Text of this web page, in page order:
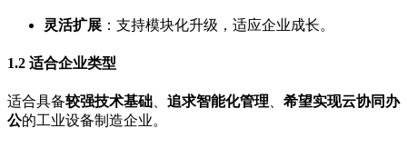
灵活扩展 ：支持模块化升级，适应企业成长。
1.2 适合企业类型
适合具备较强技术基础 追求智能化管理
希望实现云协同办
公的工业设备制造企业。